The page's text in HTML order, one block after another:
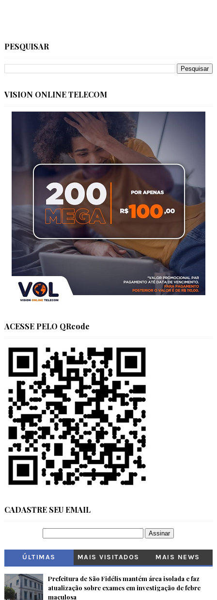
PESQUISAR
VISION ONLINE TELECOM
ACESSE PELO QRcode
CADASTRE SEU EMAIL
ÚLTIMAS MAIS VISITADOS MAIS NEWS
Prefeitura de São Fidélis mantém área isolada e faz
atualização sobre exames em investigação de febre
maculosa